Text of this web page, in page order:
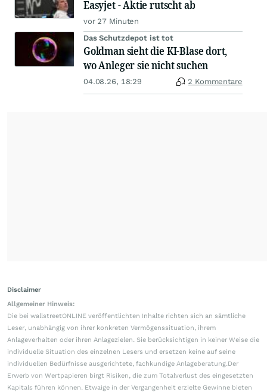
Easyjet - Aktie rutscht ab
vor 27 Minuten
Das Schutzdepot ist tot
Goldman sieht die KI-Blase dort,
wo Anleger sie nicht suchen
04.08.26, 18:29 2 Kommentare
Disclaimer
Allgemeiner Hinweis:
Die bei wallstreetONLINE veröffentlichten Inhalte richten sich an sämtliche
Leser, unabhängig von ihrer konkreten Vermögenssituation, ihrem
Anlageverhalten oder ihren Anlagezielen. Sie berücksichtigen in keiner Weise die
individuelle Situation des einzelnen Lesers und ersetzen keine auf seine
individuellen Bedürfnisse ausgerichtete, fachkundige Anlageberatung.Der
Erwerb von Wertpapieren birgt Risiken, die zum Totalverlust des eingesetzten
Kapitals führen können. Etwaige in der Vergangenheit erzielte Gewinne bieten